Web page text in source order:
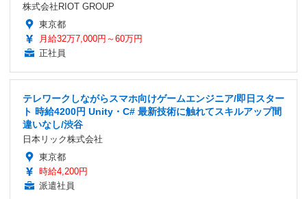
株式会社RIOT GROUP
東京都
月給32万7,000円～60万円
正社員
テレワークしながらスマホ向けゲームエンジニア/即日スター
ト 時給4200円 Unity・C# 最新技術に触れてスキルアップ間
違いなし/渋谷
日本リック株式会社
東京都
時給4,200円
派遣社員